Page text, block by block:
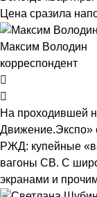
Цена сразила
Максим Володин
корреспондент
На проходившей
Движение.Экспо»
РЖД: купейные
вагоны СВ. С
экранами и